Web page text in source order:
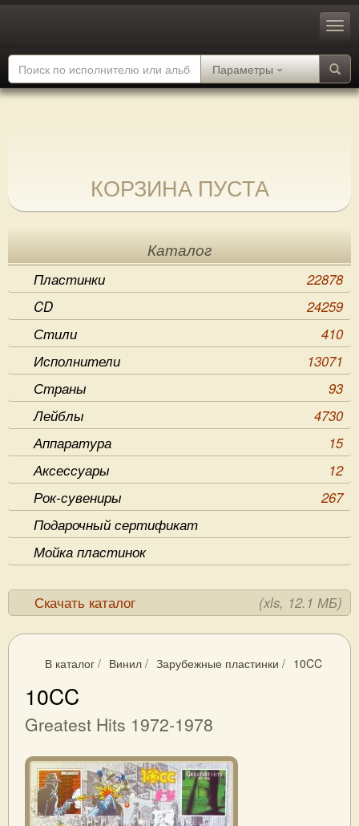
Параметры
КОРЗИНА ПУСТА
Каталог
Пластинки
22878
CD
24259
Стили
410
Исполнители
13071
Страны
93
Лейблы
4730
Аппаратура
15
Аксессуары
12
Рок-сувениры
267
Подарочный сертификат
Мойка пластинок
Скачать каталог (xls, 12.1 МБ)
В каталог / Винил / Зарубежные пластинки / 10CC
10CC
Greatest Hits 1972-1978